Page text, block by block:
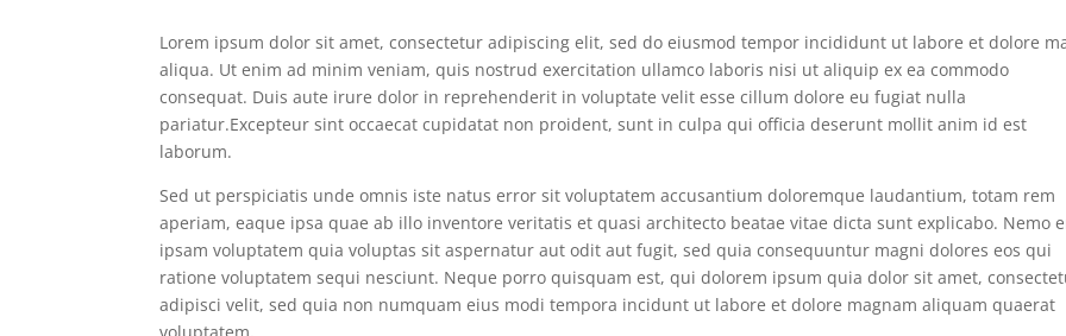
Lorem ipsum dolor sit amet, consectetur adipiscing elit, sed do eiusmod tempor incididunt ut labore et dolore
aliqua. Ut enim ad minim veniam, quis nostrud exercitation ullamco laboris nisi ut aliquip ex ea commodo
consequat. Duis aute irure dolor in reprehenderit in voluptate velit esse cillum dolore eu fugiat nulla
pariatur.Excepteur sint occaecat cupidatat non proident, sunt in culpa qui officia deserunt mollit anim id est
laborum.
Sed ut perspiciatis unde omnis iste natus error sit voluptatem accusantium doloremque laudantium, totam rem
aperiam, eaque ipsa quae ab illo inventore veritatis et quasi architecto beatae vitae dicta sunt explicabo. Nemo
ipsam voluptatem quia voluptas sit aspernatur aut odit aut fugit, sed quia consequuntur magni dolores eos qui
ratione voluptatem sequi nesciunt. Neque porro quisquam est, qui dolorem ipsum quia dolor sit amet,
adipisci velit, sed quia non numquam eius modi tempora incidunt ut labore et dolore magnam aliquam quaerat